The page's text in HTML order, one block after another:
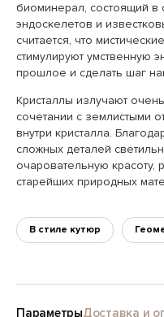
биоминерал, состоящий в
эндоскелетов и
считается, что
стимулируют умственную
прошлое и сделать шаг
Кристаллы излучают
сочетании с землистыми
внутри кристалла.
сложных деталей
очаровательную красоту,
старейших природных
В стиле кутюр
ПараметрыДоставка и